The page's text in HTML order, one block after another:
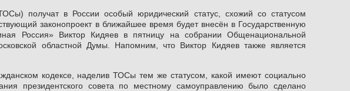
получат в России особый юридический статус, схожий со статусом
законопроект в ближайшее время будет внесён в Государственную
Россия» Виктор Кидяев в пятницу на собрании Общенациональной
областной Думы. Напомним, что Виктор Кидяев также является
кодексе, наделив ТОСы тем же статусом, какой имеют социально
президентского совета по местному самоуправлению было сделано